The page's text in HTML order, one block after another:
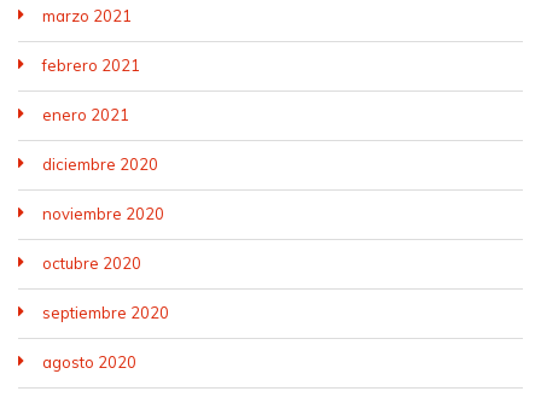
marzo 2021
febrero 2021
enero 2021
diciembre 2020
noviembre 2020
octubre 2020
septiembre 2020
agosto 2020